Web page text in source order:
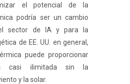
el potencial de la
podría ser un cambio
sector de IA y para la
de EE. UU. en general,
puede proporcionar
casi ilimitada sin la
y la solar.